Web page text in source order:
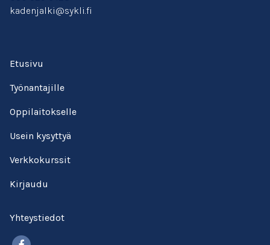
kadenjalki@sykli.fi
Etusivu
Työnantajille
Oppilaitokselle
Usein kysyttyä
Verkkokurssit
Kirjaudu
Yhteystiedot